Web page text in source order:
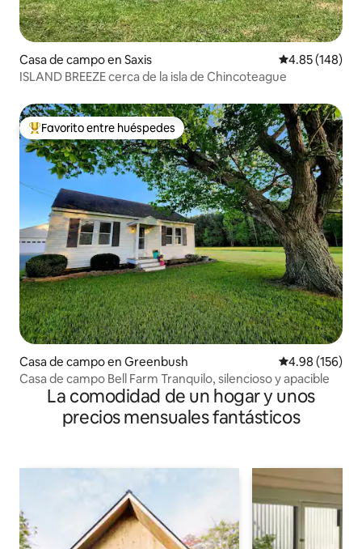
Casa de campo en Saxis Calificación
4.85 (148)
ISLAND BREEZE cerca de la isla de Chincoteague
De los mejores en Favorito entre huéspedes
Favorito entre huéspedes
Casa de campo en Greenbush Calificación
4.98 (156)
Casa de campo Bell Farm Tranquilo, silencioso y apacible
La comodidad de un hogar y unos
precios mensuales fantásticos